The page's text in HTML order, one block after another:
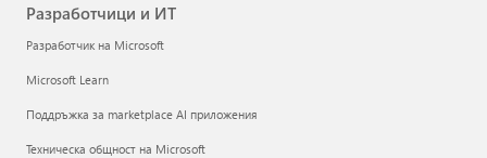
Разработчици и ИТ
Разработчик на Microsoft
Microsoft Learn
Поддръжка за marketplace AI приложения
Техническа общност на Microsoft